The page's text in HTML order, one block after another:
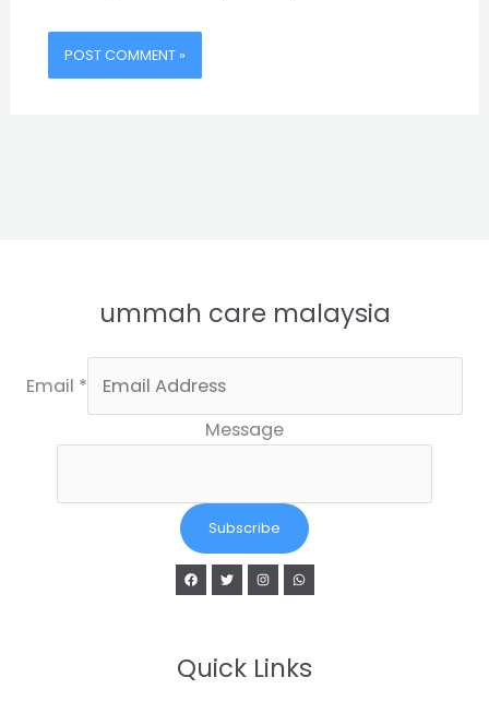
ummah care malaysia
Email *
Message
Subscribe
Quick Links